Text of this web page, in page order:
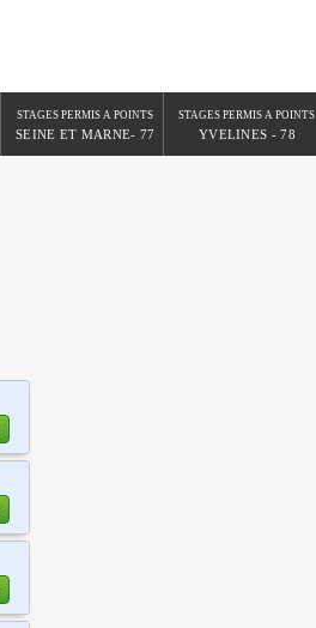
STAGES PERMIS A POINTS
SEINE ET MARNE- 77
STAGES PERMIS A POINTS
YVELINES - 78